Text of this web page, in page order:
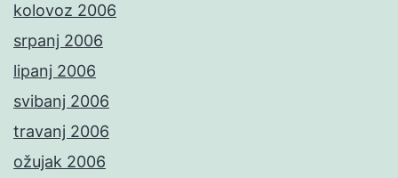
kolovoz 2006
srpanj 2006
lipanj 2006
svibanj 2006
travanj 2006
ožujak 2006